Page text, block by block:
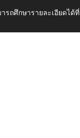
ถศึกษารายละเอียดได้ที่